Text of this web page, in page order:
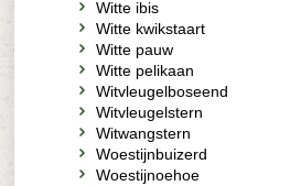
Witte ibis
Witte kwikstaart
Witte pauw
Witte pelikaan
Witvleugelboseend
Witvleugelstern
Witwangstern
Woestijnbuizerd
Woestijnoehoe